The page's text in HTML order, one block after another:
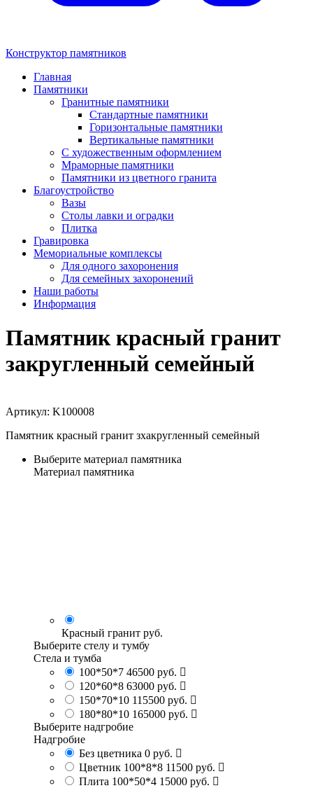
Конструктор памятников
Главная
Памятники
Гранитные памятники
Стандартные памятники
Горизонтальные памятники
Вертикальные памятники
С художественным оформлением
Мраморные памятники
Памятники из цветного гранита
Благоустройство
Вазы
Столы лавки и оградки
Плитка
Гравировка
Мемориальные комплексы
Для одного захоронения
Для семейных захоронений
Наши работы
Информация
Памятник красный гранит
закругленный семейный
Артикул: K100008
Памятник красный гранит зхакругленный семейный
Выберите материал памятника
Материал памятника
Красный гранит руб.
Выберите стелу и тумбу
Стела и тумба
100*50*7 46500 руб.
120*60*8 63000 руб.
150*70*10 115500 руб.
180*80*10 165000 руб.
Выберите надгробие
Надгробие
Без цветника 0 руб.
Цветник 100*8*8 11500 руб.
Плита 100*50*4 15000 руб.